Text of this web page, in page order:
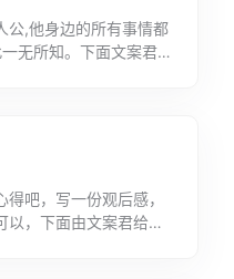
公,他身边的所有事情都
无所知。下面文案君给
吧，写一份观后感，
，下面由文案君给大